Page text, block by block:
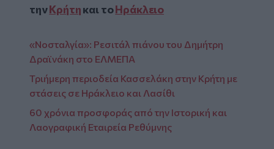
τηνΚρήτηκαι τοΗράκλειο
«Νοσταλγία»: Ρεσιτάλ πιάνου του Δημήτρη
Δραϊνάκη στο ΕΛΜΕΠΑ
Τριήμερη περιοδεία Κασσελάκη στην Κρήτη με
στάσεις σε Ηράκλειο και Λασίθι
60 χρόνια προσφοράς από την Ιστορική και
Λαογραφική Εταιρεία Ρεθύμνης